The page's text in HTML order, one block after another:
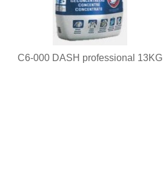
C6-000 DASH professional 13KG